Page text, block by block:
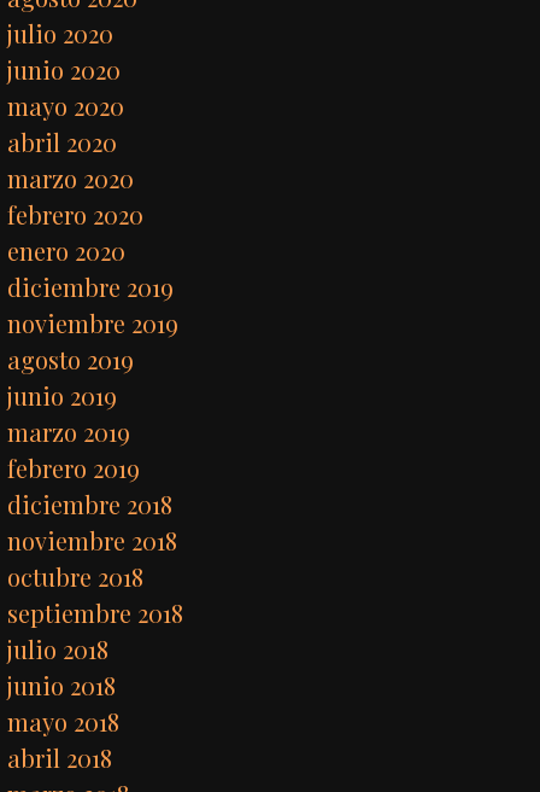
julio 2020
junio 2020
mayo 2020
abril 2020
marzo 2020
febrero 2020
enero 2020
diciembre 2019
noviembre 2019
agosto 2019
junio 2019
marzo 2019
febrero 2019
diciembre 2018
noviembre 2018
octubre 2018
septiembre 2018
julio 2018
junio 2018
mayo 2018
abril 2018